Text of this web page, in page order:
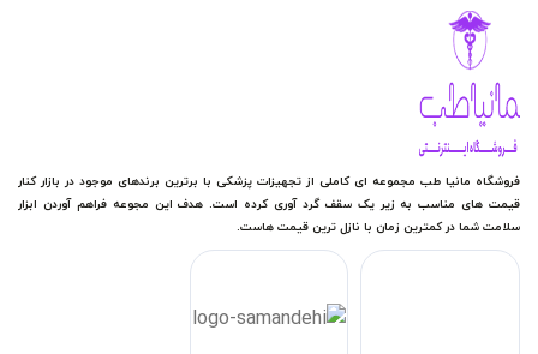
فروشگاه مانیا طب مجموعه ای کاملی از تجهیزات پزشکی با برترین برندهای موجود در بازار کنار
قیمت های مناسب به زیر یک سقف گرد آوری کرده است. هدف این مجوعه فراهم آوردن ابزار
سلامت شما در کمترین زمان با نازل ترین قیمت هاست.